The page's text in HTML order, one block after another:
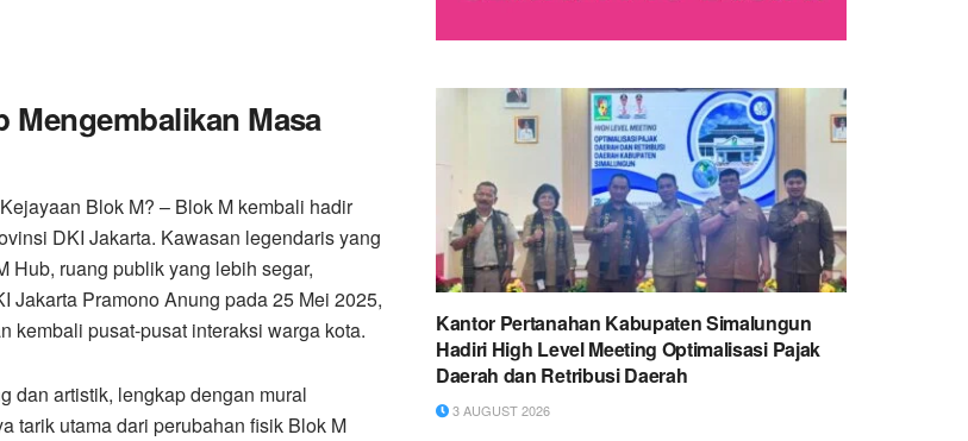
Mengembalikan Masa
Blok M? – Blok M kembali hadir
DKI Jakarta. Kawasan legendaris yang
Hub, ruang publik yang lebih segar,
Jakarta Pramono Anung pada 25 Mei 2025,
kembali pusat-pusat interaksi warga kota.
dan artistik, lengkap dengan mural
tarik utama dari perubahan fisik Blok M
Kantor Pertanahan Kabupaten Simalungun
Hadiri High Level Meeting Optimalisasi Pajak
Daerah dan Retribusi Daerah
3 AUGUST 2026